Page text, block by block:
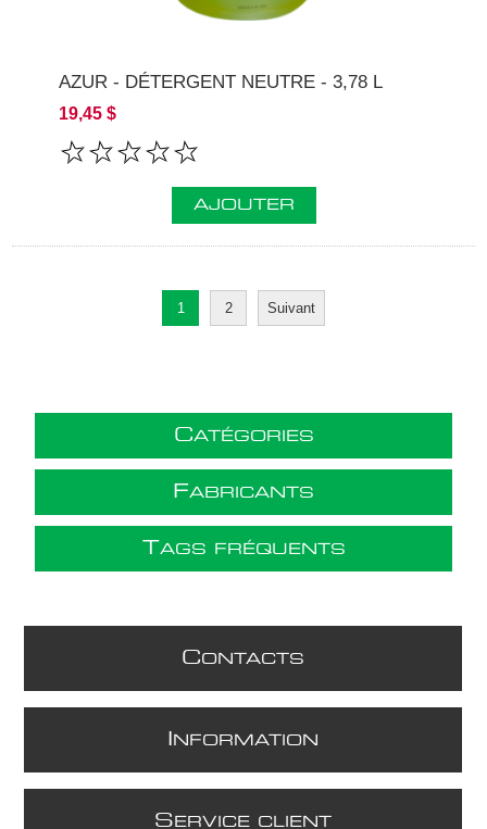
AZUR - DÉTERGENT NEUTRE - 3,78 L
19,45 $
AJOUTER
1 2 Suivant
CATÉGORIES
FABRICANTS
TAGS FRÉQUENTS
CONTACTS
NFORMATION
S ERVICE CLIENT